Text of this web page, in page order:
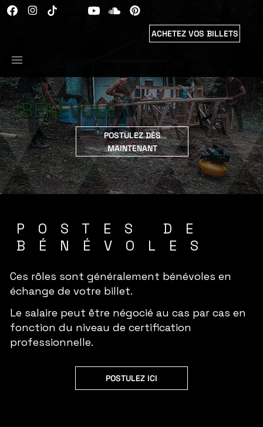
ACHETEZ VOS BILLETS
BÉNÉVOLE
POSTULEZ DÈS
MAINTENANT
POSTES DE
BÉNÉVOLES
Ces rôles sont généralement bénévoles en
échange de votre billet.
Le salaire peut être négocié au cas par cas en
fonction du niveau de certification
professionnelle.
POSTULEZ ICI